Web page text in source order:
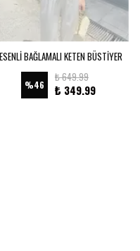
BAĞLAMALI KETEN BÜSTİYER
%46
₺ 649.99
₺ 349.99